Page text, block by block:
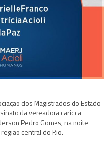
dos Magistrados do Estado
da vereadora carioca
Pedro Gomes, na noite
central do Rio.